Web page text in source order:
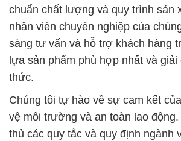
chuẩn chất lượng và quy trình sản
nhân viên chuyên nghiệp của
sàng tư vấn và hỗ trợ khách hàng
lựa sản phẩm phù hợp nhất và giải
thức.
Chúng tôi tự hào về sự cam kết
vệ môi trường và an toàn lao
thủ các quy tắc và quy định ngành